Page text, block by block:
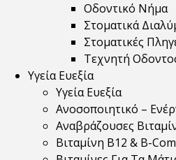
Οδοντικό Νήμα
Στοματικά
Στοματικές
Τεχνητή
Υγεία Ευεξία
Υγεία Ευεξία
Ανοσοποιητικό –
Αναβράζουσες
Βιταμίνη B12 & Β-